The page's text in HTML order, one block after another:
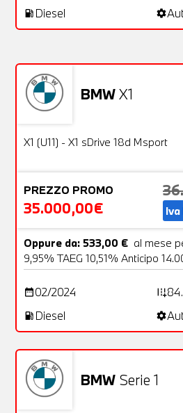
local_gas_station Diesel settings
Non stai trovando ciò
Richiedici un auto
BMWX1
OFFERTA
Usato
X1 (U11) - X1 sDrive 18d Msport
PREZZO PROMO
35.000,00€
Oppure da: 533,00 € al mese
9,95% TAEG 10,51% Anticipo
date_range02/2024 add_road
local_gas_station Diesel settings
BMW Serie 1
Aziendale